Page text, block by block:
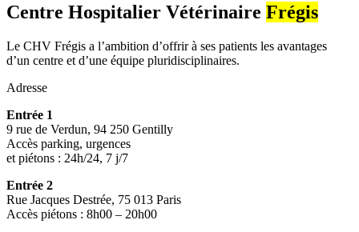
Centre Hospitalier Vétérinaire Frégis
Le CHV Frégis a l’ambition d’offrir à ses patients les avantages
d’un centre et d’une équipe pluridisciplinaires.
Adresse
Entrée 1
9 rue de Verdun, 94 250 Gentilly
Accès parking, urgences
et piétons : 24h/24, 7 j/7
Entrée 2
Rue Jacques Destrée, 75 013 Paris
Accès piétons : 8h00 – 20h00